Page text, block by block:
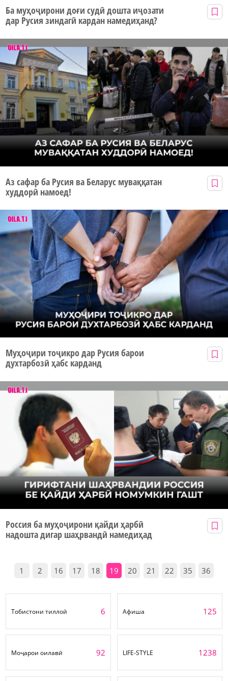
Ба муҳоҷирони доғи судӣ дошта иҷозати
дар Русия зиндагӣ кардан намедиҳанд?
Аз сафар ба Русия ва Беларус муваққатан
худдорӣ намоед!
Муҳоҷири тоҷикро дар Русия барои
духтарбозӣ ҳабс карданд
Россия ба муҳоҷирони қайди ҳарбӣ
надошта дигар шаҳрвандӣ намедиҳад
1 2 16 17 18 19 20 21 22 35 36
Тобистони тиллоӣ 6 Афиша 125
Моҷарои оилавӣ 92 LIFE-STYLE 1238